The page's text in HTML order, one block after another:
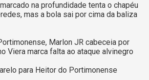
na profundidade tenta o chapéu
mas a bola sai por cima da baliza
Marlon JR cabeceia por
Viera marca falta ao ataque alvinegro
para Heitor do Portimonense